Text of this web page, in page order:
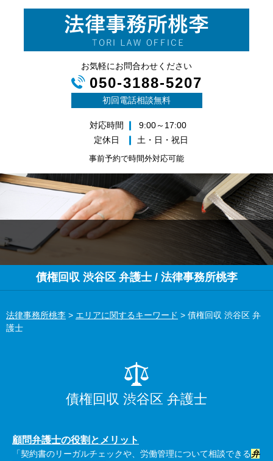
お気軽にお問合わせください
050-3188-5207
初回電話相談無料
対応時間
9:00～17:00
定休日
土・日・祝日
事前予約で時間外対応可能
債権回収 渋谷区 弁護士 / 法律事務所桃李
法律事務所桃李 > エリアに関するキーワード > 債権回収 渋谷区 弁
護士
債権回収 渋谷区 弁護士
顧問弁護士の役割とメリット
「契約書のリーガルチェックや、労働管理について相談できる弁